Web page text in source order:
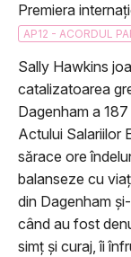
Premiera
AP12 - ACORDUL
Sally Hawkins
catalizatoarea
Dagenham a
Actului Salariilor
sărace ore
balanseze cu
din Dagenham
când au fost
simț și curaj, îi